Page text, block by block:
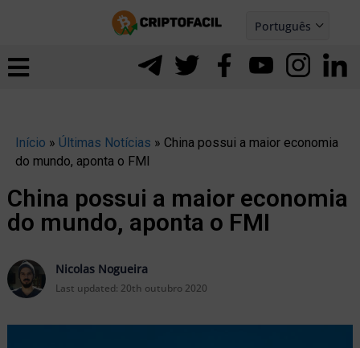
Português
Español
Início » Últimas Notícias » China possui a maior economia
do mundo, aponta o FMI
China possui a maior economia
do mundo, aponta o FMI
Nicolas Nogueira
Last updated: 20th outubro 2020